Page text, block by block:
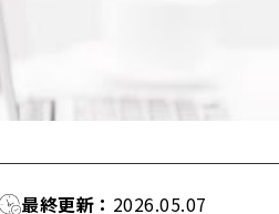
最終更新 ： 2026.05.07